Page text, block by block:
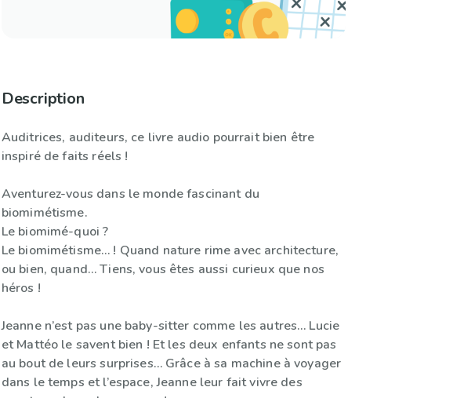
Description
Auditrices, auditeurs, ce livre audio pourrait bien être
inspiré de faits réels !
Aventurez-vous dans le monde fascinant du
biomimétisme.
Le biomimé-quoi ?
Le biomimétisme… ! Quand nature rime avec architecture,
ou bien, quand… Tiens, vous êtes aussi curieux que nos
héros !
Jeanne n’est pas une baby-sitter comme les autres… Lucie
et Mattéo le savent bien ! Et les deux enfants ne sont pas
au bout de leurs surprises… Grâce à sa machine à voyager
dans le temps et l’espace, Jeanne leur fait vivre des